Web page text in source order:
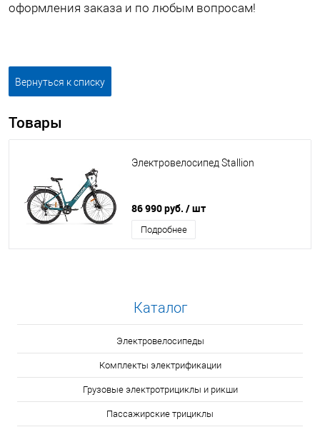
оформления заказа и по любым вопросам!
Вернуться к списку
Товары
Электровелосипед Stallion
86 990 руб. / шт
Подробнее
Каталог
Электровелосипеды
Комплекты электрификации
Грузовые электротрициклы и рикши
Пассажирские трициклы